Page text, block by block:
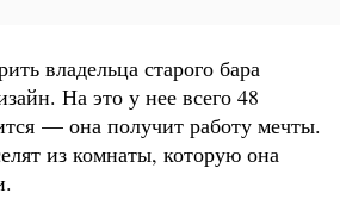
владельца старого бара
На это у нее всего 48
— она получит работу мечты.
из комнаты, которую она